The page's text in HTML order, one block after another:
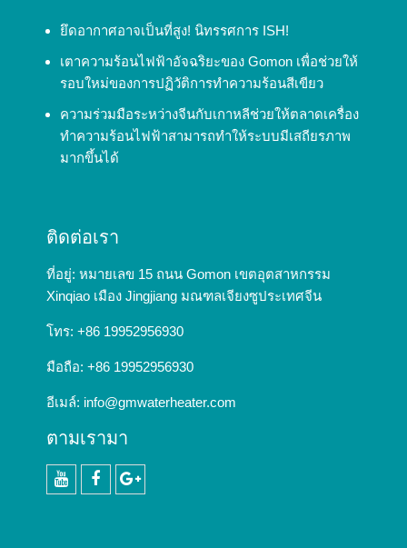
ยึดอากาศอาจเป็นที่สูง! นิทรรศการ ISH!
เตาความร้อนไฟฟ้าอัจฉริยะของ Gomon เพื่อช่วยให้
รอบใหม่ของการปฏิวัติการทำความร้อนสีเขียว
ความร่วมมือระหว่างจีนกับเกาหลีช่วยให้ตลาดเครื่อง
ทำความร้อนไฟฟ้าสามารถทำให้ระบบมีเสถียรภาพ
มากขึ้นได้
ติดต่อเรา
ที่อยู่: หมายเลข 15 ถนน Gomon เขตอุตสาหกรรม
Xinqiao เมือง Jingjiang มณฑลเจียงซูประเทศจีน
โทร: +86 19952956930
มือถือ: +86 19952956930
อีเมล์: info@gmwaterheater.com
ตามเรามา